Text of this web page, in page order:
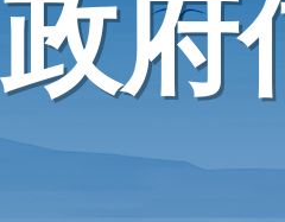
政府